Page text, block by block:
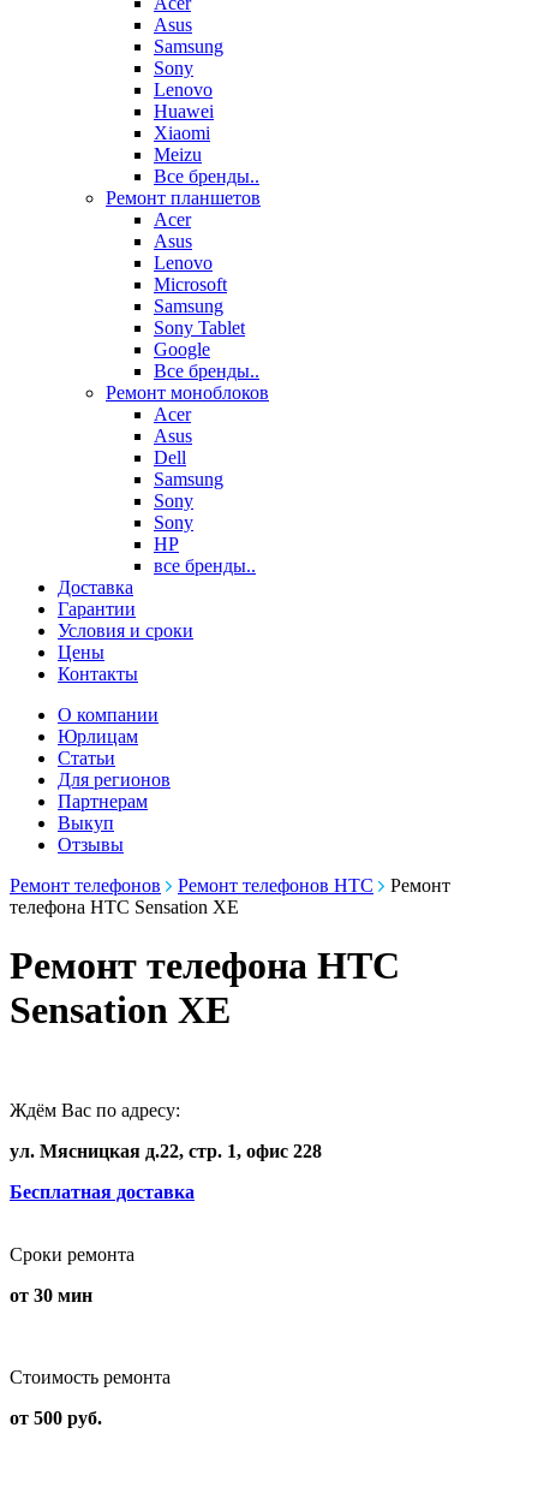
Asus
Samsung
Sony
Lenovo
Huawei
Xiaomi
Meizu
Все бренды..
Ремонт планшетов
Acer
Asus
Lenovo
Microsoft
Samsung
Sony Tablet
Google
Все бренды..
Ремонт моноблоков
Acer
Asus
Dell
Samsung
Sony
Sony
HP
все бренды..
Доставка
Гарантии
Условия и сроки
Цены
Контакты
О компании
Юрлицам
Статьи
Для регионов
Партнерам
Выкуп
Отзывы
Ремонт телефонов
Ремонт телефонов HTC
Ремонт
телефона HTC Sensation XE
Ремонт телефона HTC
Sensation XE
Ждём Вас по адресу:
ул. Мясницкая д.22, стр. 1, офис 228
Бесплатная доставка
Сроки ремонта
от 30 мин
Стоимость ремонта
от 500 руб.